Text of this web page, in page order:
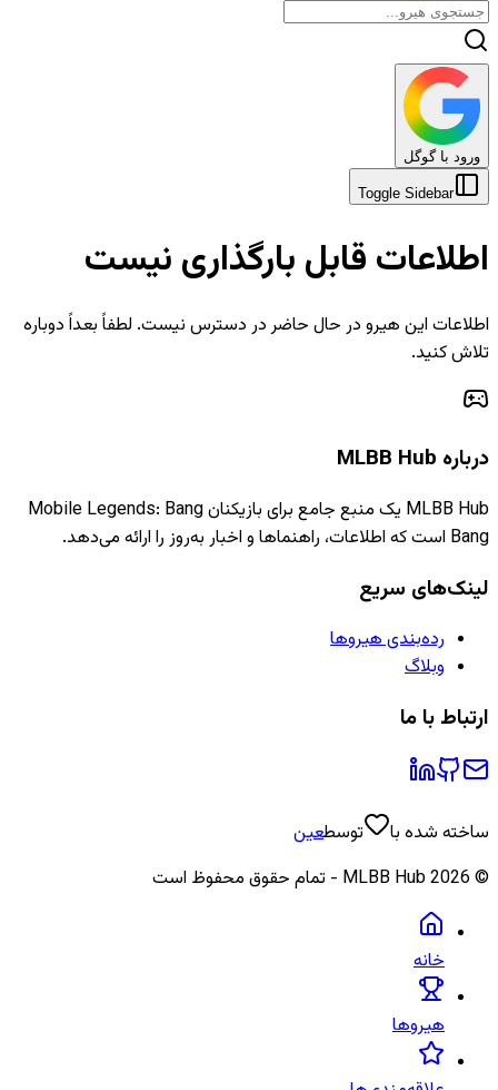
ورود با گوگل
Toggle Sidebar
اطلاعات قابل بارگذاری نیست
اطلاعات این هیرو در حال حاضر در دسترس نیست. لطفاً بعداً دوباره
تلاش کنید.
درباره MLBB Hub
MLBB Hub یک منبع جامع برای بازیکنان Mobile Legends: Bang
Bang است که اطلاعات، راهنماها و اخبار به‌روز را ارائه می‌دهد.
لینک‌های سریع
رده‌بندی هیروها
وبلاگ
ارتباط با ما
ساخته شده با توسطعین
©
2026
خانه
هیروها